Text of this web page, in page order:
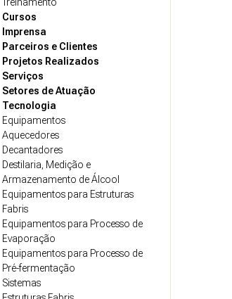
Cursos
Imprensa
Parceiros e Clientes
Projetos Realizados
Serviços
Setores de Atuação
Tecnologia
Equipamentos
Aquecedores
Decantadores
Destilaria, Medição e
Armazenamento de Álcool
Equipamentos para Estruturas
Fabris
Equipamentos para Processo de
Evaporação
Equipamentos para Processo de
Pré-fermentação
Sistemas